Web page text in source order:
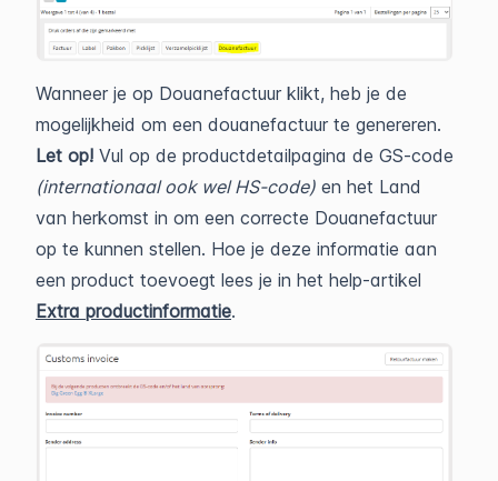
Wanneer je op Douanefactuur klikt, heb je de
mogelijkheid om een douanefactuur te genereren.
Let op! Vul op de productdetailpagina de GS-code
(internationaal ook wel HS-code) en het Land
van herkomst in om een correcte Douanefactuur
op te kunnen stellen. Hoe je deze informatie aan
een product toevoegt lees je in het help-artikel
Extra productinformatie.